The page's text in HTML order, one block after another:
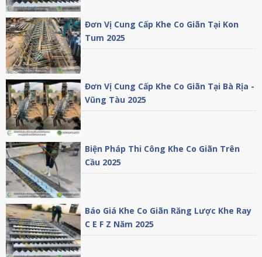
Đơn Vị Cung Cấp Khe Co Giãn Tại Kon
Tum 2025
Đơn Vị Cung Cấp Khe Co Giãn Tại Bà Rịa -
Vũng Tàu 2025
Biện Pháp Thi Công Khe Co Giãn Trên
Cầu 2025
Báo Giá Khe Co Giãn Răng Lược Khe Ray
C E F Z Năm 2025